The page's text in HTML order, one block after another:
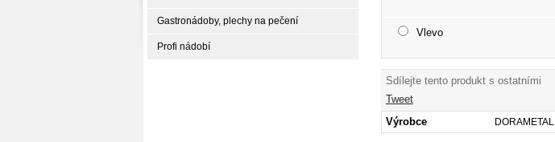
Vlevo
Sdílejte tento produkt s ostatními
Tweet
Výrobce
DORAMETAL
Gastronádoby, plechy na pečení
Profi nádobí